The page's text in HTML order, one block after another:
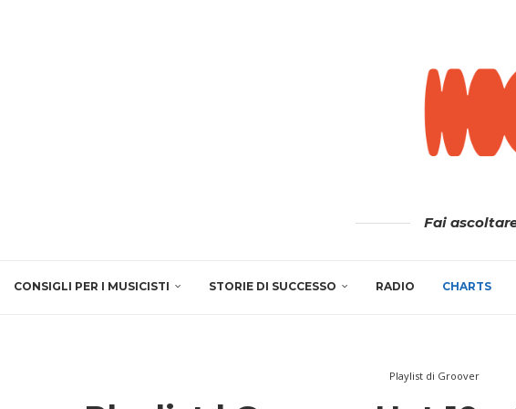
Fai
CONSIGLI PER I MUSICISTI STORIE DI SUCCESSO RADIO CHARTS
Playlist di Groover